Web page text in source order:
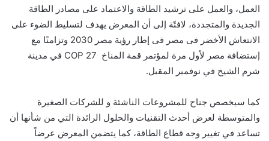
العمل، والعمل على ترشيد الطاقة والاعتماد على مصادر الطاقة
الجديدة والمتجددة، لافتًة إلى أن المعرض يهدف لتسليط الضوء على
الانتعاش الأخضر فى مصر فى إطار رؤية مصر
2030 وتزامنًا مع
إستضافة مصر لأول مرة لمؤتمر قمة المناخ COP 27 في مدينة
شرم الشيخ في نوفمبر المقبل.
كما سيخصص جناح للمشروعات الناشئة و للشركات الصغيرة
والمتوسطة لعرض أحدث التقنيات والحلول الرائدة التي من شأنها أن
تساعد في تغيير وجه قطاع الطاقة، كما يتضمن المعرض عرضاً